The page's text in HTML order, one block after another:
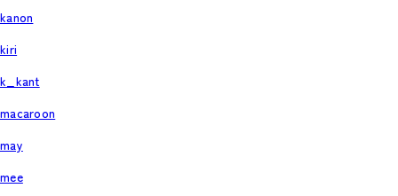
kanon
kiri
k_kant
macaroon
may
mee